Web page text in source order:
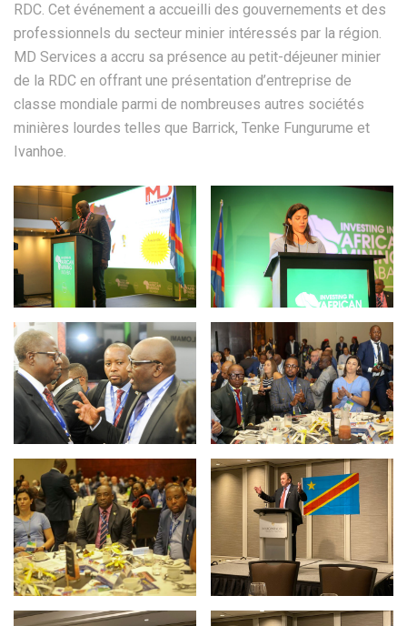
RDC. Cet événement a accueilli des gouvernements et des
professionnels du secteur minier intéressés par la région.
MD Services a accru sa présence au petit-déjeuner minier
de la RDC en offrant une présentation d’entreprise de
classe mondiale parmi de nombreuses autres sociétés
minières lourdes telles que Barrick, Tenke Fungurume et
Ivanhoe.